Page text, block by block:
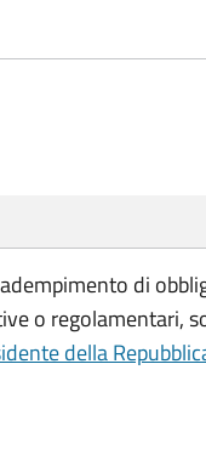
di
o regolamentari,
della